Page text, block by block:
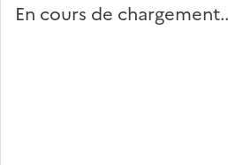
En cours de